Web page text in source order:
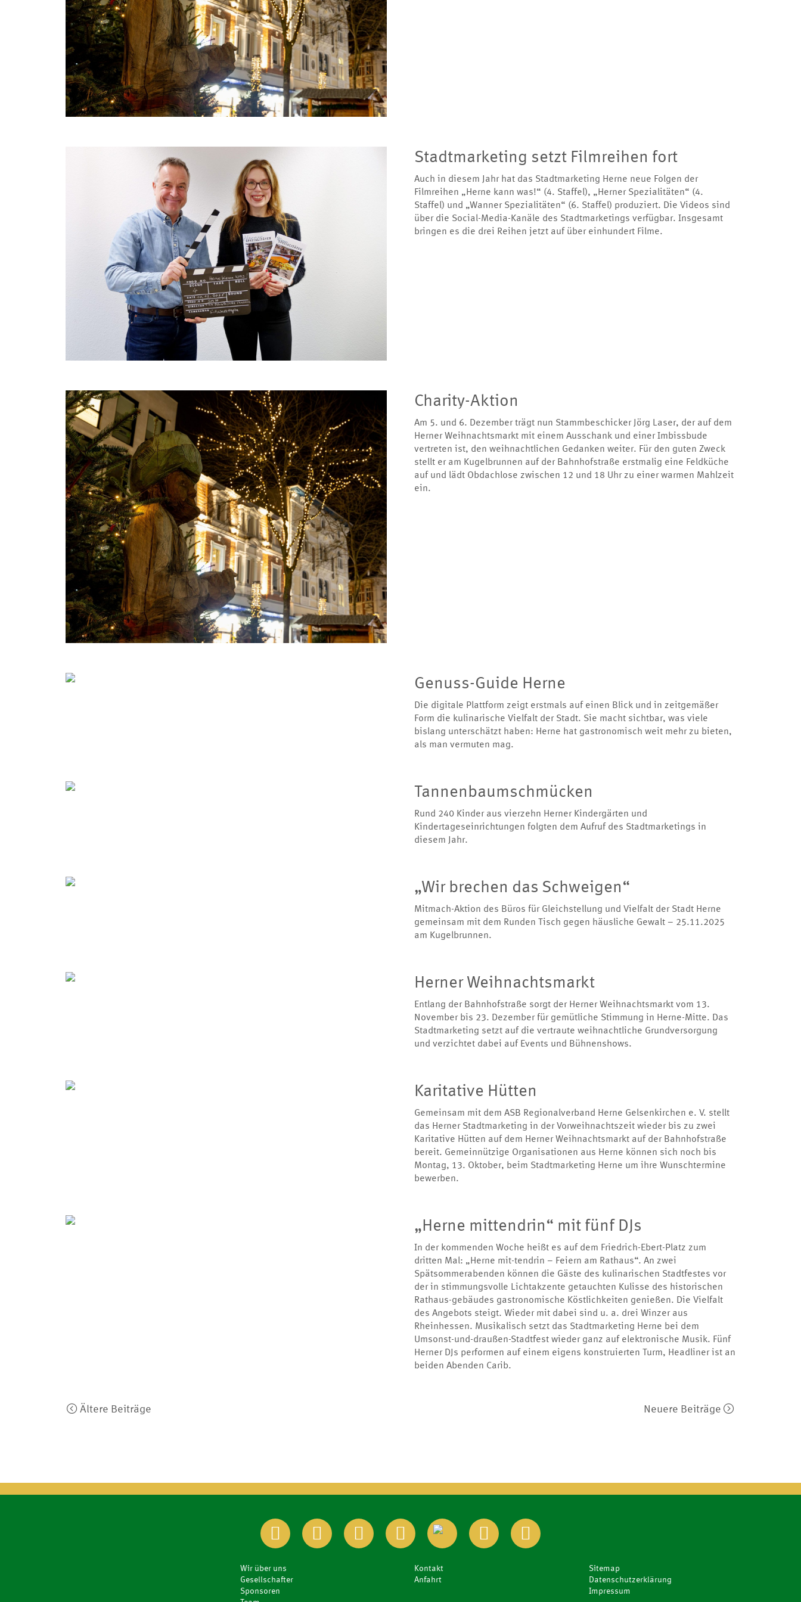
Stadtmarketing setzt Filmreihen fort
Auch in diesem Jahr hat das Stadtmarketing Herne neue Folgen der
Filmreihen „Herne kann was!“ (4. Staffel), „Herner Spezialitäten“ (4.
Staffel) und „Wanner Spezialitäten“ (6. Staffel) produziert. Die Videos sind
über die Social-Media-Kanäle des Stadtmarketings verfügbar. Insgesamt
bringen es die drei Reihen jetzt auf über einhundert Filme.
Charity-Aktion
Am 5. und 6. Dezember trägt nun Stammbeschicker Jörg Laser, der auf dem
Herner Weihnachtsmarkt mit einem Ausschank und einer Imbissbude
vertreten ist, den weihnachtlichen Gedanken weiter. Für den guten Zweck
stellt er am Kugelbrunnen auf der Bahnhofstraße erstmalig eine Feldküche
auf und lädt Obdachlose zwischen 12 und 18 Uhr zu einer warmen Mahlzeit
ein.
Genuss-Guide Herne
Die digitale Plattform zeigt erstmals auf einen Blick und in zeitgemäßer
Form die kulinarische Vielfalt der Stadt. Sie macht sichtbar, was viele
bislang unterschätzt haben: Herne hat gastronomisch weit mehr zu bieten,
als man vermuten mag.
Tannenbaumschmücken
Rund 240 Kinder aus vierzehn Herner Kindergärten und
Kindertageseinrichtungen folgten dem Aufruf des Stadtmarketings in
diesem Jahr.
„Wir brechen das Schweigen“
Mitmach-Aktion des Büros für Gleichstellung und Vielfalt der Stadt Herne
gemeinsam mit dem Runden Tisch gegen häusliche Gewalt – 25.11.2025
am Kugelbrunnen.
Herner Weihnachtsmarkt
Entlang der Bahnhofstraße sorgt der Herner Weihnachtsmarkt vom 13.
November bis 23. Dezember für gemütliche Stimmung in Herne-Mitte. Das
Stadtmarketing setzt auf die vertraute weihnachtliche Grundversorgung
und verzichtet dabei auf Events und Bühnenshows.
Karitative Hütten
Gemeinsam mit dem ASB Regionalverband Herne Gelsenkirchen e. V. stellt
das Herner Stadtmarketing in der Vorweihnachtszeit wieder bis zu zwei
Karitative Hütten auf dem Herner Weihnachtsmarkt auf der Bahnhofstraße
bereit. Gemeinnützige Organisationen aus Herne können sich noch bis
Montag, 13. Oktober, beim Stadtmarketing Herne um ihre Wunschtermine
bewerben.
„Herne mittendrin“ mit fünf DJs
In der kommenden Woche heißt es auf dem Friedrich-Ebert-Platz zum
dritten Mal: „Herne mit-tendrin – Feiern am Rathaus“. An zwei
Spätsommerabenden können die Gäste des kulinarischen Stadtfestes vor
der in stimmungsvolle Lichtakzente getauchten Kulisse des historischen
Rathaus-gebäudes gastronomische Köstlichkeiten genießen. Die Vielfalt
des Angebots steigt. Wieder mit dabei sind u. a. drei Winzer aus
Rheinhessen. Musikalisch setzt das Stadtmarketing Herne bei dem
Umsonst-und-draußen-Stadtfest wieder ganz auf elektronische Musik. Fünf
Herner DJs performen auf einem eigens konstruierten Turm, Headliner ist an
beiden Abenden Carib.
Beitragsnavigation
Ältere Beiträge Neuere Beiträge
Wir über uns
Gesellschafter
Sponsoren
Kontakt
Anfahrt
Sitemap
Datenschutzerklärung
Impressum